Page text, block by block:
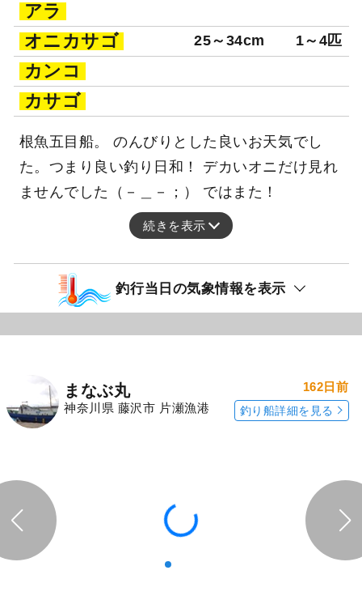
アラ
オニカサゴ
25～34cm 1～4匹
カンコ
カサゴ
根魚五目船。 のんびりとした良いお天気でし
た。つまり良い釣り日和！ デカいオニだけ見れ
ませんでした（－＿－；） ではまた！
続きを表示
釣行当日の気象情報を表示
まなぶ丸
神奈川県 藤沢市 片瀬漁港
162日前
釣り船詳細を見る